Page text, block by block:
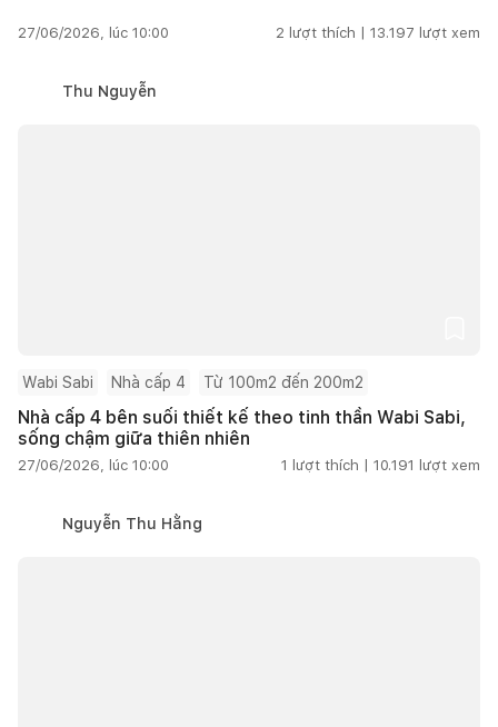
27/06/2026, lúc 10:00 2 lượt thích | 13.197 lượt xem
Thu Nguyễn
Wabi Sabi Nhà cấp 4 Từ 100m2 đến 200m2
Nhà cấp 4 bên suối thiết kế theo tinh thần Wabi Sabi,
sống chậm giữa thiên nhiên
27/06/2026, lúc 10:00 1 lượt thích | 10.191 lượt xem
Nguyễn Thu Hằng